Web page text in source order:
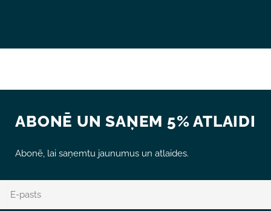
ABONĒ UN SAŅEM 5% ATLAIDI
Abonē, lai saņemtu jaunumus un atlaides.
pasts